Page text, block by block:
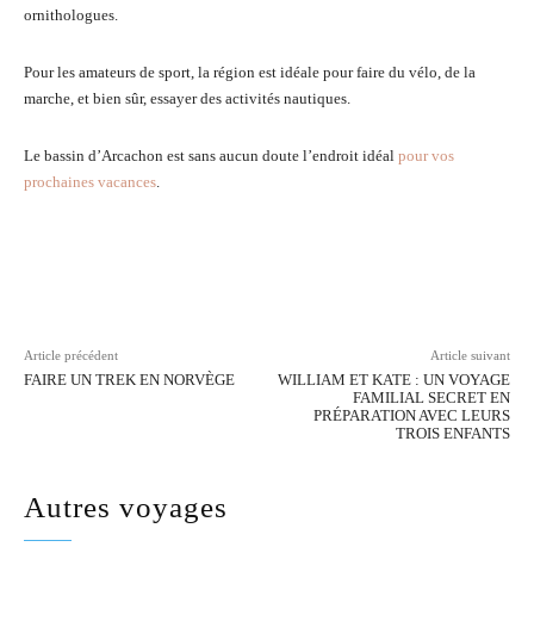
ornithologues.
Pour les amateurs de sport, la région est idéale pour faire du vélo, de la
marche, et bien sûr, essayer des activités nautiques.
Le bassin d’Arcachon est sans aucun doute l’endroit idéal pour vos
prochaines vacances.
Article précédent
FAIRE UN TREK EN NORVÈGE
Article suivant
WILLIAM ET KATE : UN VOYAGE
FAMILIAL SECRET EN
PRÉPARATION AVEC LEURS
TROIS ENFANTS
Autres voyages